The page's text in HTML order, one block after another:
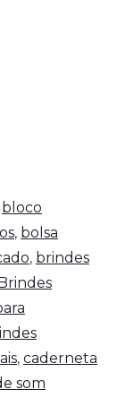
bloco
, bolsa
, brindes
, caderneta
som